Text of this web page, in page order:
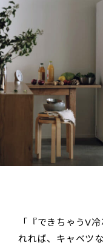
「『できちゃうV
れれば、キャベツ